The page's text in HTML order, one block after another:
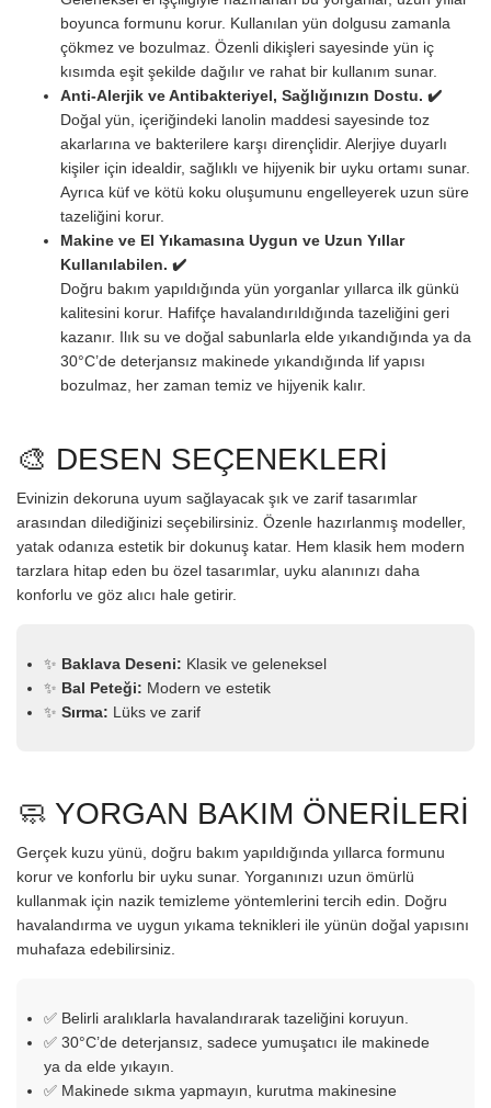
boyunca formunu korur. Kullanılan yün dolgusu zamanla
çökmez ve bozulmaz. Özenli dikişleri sayesinde yün iç
kısımda eşit şekilde dağılır ve rahat bir kullanım sunar.
Anti-Alerjik ve Antibakteriyel, Sağlığınızın Dostu. ✔️
Doğal yün, içeriğindeki lanolin maddesi sayesinde toz
akarlarına ve bakterilere karşı dirençlidir. Alerjiye duyarlı
kişiler için idealdir, sağlıklı ve hijyenik bir uyku ortamı sunar.
Ayrıca küf ve kötü koku oluşumunu engelleyerek uzun süre
tazeliğini korur.
Makine ve El Yıkamasına Uygun ve Uzun Yıllar
Kullanılabilen. ✔️
Doğru bakım yapıldığında yün yorganlar yıllarca ilk günkü
kalitesini korur. Hafifçe havalandırıldığında tazeliğini geri
kazanır. Ilık su ve doğal sabunlarla elde yıkandığında ya da
30°C’de deterjansız makinede yıkandığında lif yapısı
bozulmaz, her zaman temiz ve hijyenik kalır.
🎨 DESEN SEÇENEKLERİ
Evinizin dekoruna uyum sağlayacak şık ve zarif tasarımlar
arasından dilediğinizi seçebilirsiniz. Özenle hazırlanmış modeller,
yatak odanıza estetik bir dokunuş katar. Hem klasik hem modern
tarzlara hitap eden bu özel tasarımlar, uyku alanınızı daha
konforlu ve göz alıcı hale getirir.
✨ Baklava Deseni: Klasik ve geleneksel
✨ Bal Peteği: Modern ve estetik
✨ Sırma: Lüks ve zarif
🧼 YORGAN BAKIM ÖNERİLERİ
Gerçek kuzu yünü, doğru bakım yapıldığında yıllarca formunu
korur ve konforlu bir uyku sunar. Yorganınızı uzun ömürlü
kullanmak için nazik temizleme yöntemlerini tercih edin. Doğru
havalandırma ve uygun yıkama teknikleri ile yünün doğal yapısını
muhafaza edebilirsiniz.
✅ Belirli aralıklarla havalandırarak tazeliğini koruyun.
✅ 30°C’de deterjansız, sadece yumuşatıcı ile makinede
ya da elde yıkayın.
✅ Makinede sıkma yapmayın, kurutma makinesine